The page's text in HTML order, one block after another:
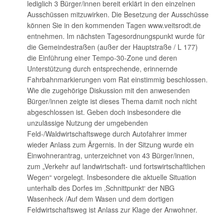
lediglich 3 Bürger/innen bereit erklärt in den einzelnen
Ausschüssen mitzuwirken. Die Besetzung der Ausschüsse
können Sie in den kommenden Tagen www.veitsrodt.de
entnehmen. Im nächsten Tagesordnungspunkt wurde für
die Gemeindestraßen (außer der Hauptstraße / L 177)
die Einführung einer Tempo-30-Zone und deren
Unterstützung durch entsprechende, erinnernde
Fahrbahnmarkierungen vom Rat einstimmig beschlossen.
Wie die zugehörige Diskussion mit den anwesenden
Bürger/innen zeigte ist dieses Thema damit noch nicht
abgeschlossen ist. Geben doch insbesondere die
unzulässige Nutzung der umgebenden
Feld-/Waldwirtschaftswege durch Autofahrer immer
wieder Anlass zum Ärgernis. In der Sitzung wurde ein
Einwohnerantrag, unterzeichnet von 43 Bürger/innen,
zum „Verkehr auf landwirtschaft- und fortswirtschaftlichen
Wegen“ vorgelegt. Insbesondere die aktuelle Situation
unterhalb des Dorfes im ‚Schnittpunkt‘ der NBG
Wasenheck /Auf dem Wasen und dem dortigen
Feldwirtschaftsweg ist Anlass zur Klage der Anwohner.